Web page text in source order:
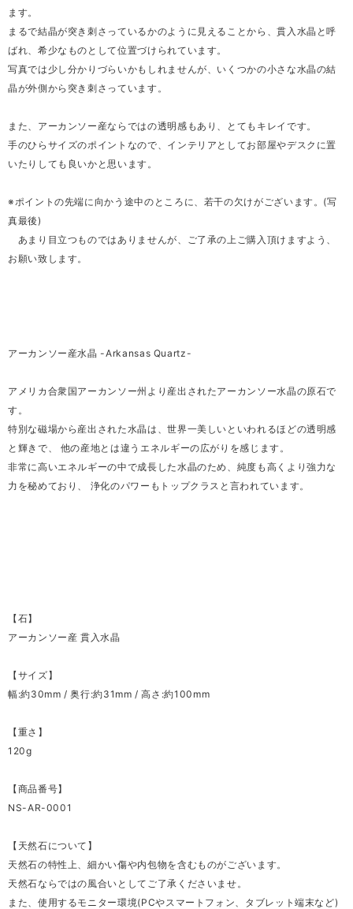
ます。
まるで結晶が突き刺さっているかのように見えることから、貫入水晶と呼
ばれ、希少なものとして位置づけられています。
写真では少し分かりづらいかもしれませんが、いくつかの小さな水晶の結
晶が外側から突き刺さっています。
また、アーカンソー産ならではの透明感もあり、とてもキレイです。
手のひらサイズのポイントなので、インテリアとしてお部屋やデスクに置
いたりしても良いかと思います。
※ポイントの先端に向かう途中のところに、若干の欠けがございます。(写
真最後)
あまり目立つものではありませんが、ご了承の上ご購入頂けますよう、
お願い致します。
アーカンソー産水晶 -Arkansas Quartz-
アメリカ合衆国アーカンソー州より産出されたアーカンソー水晶の原石で
す。
特別な磁場から産出された水晶は、世界一美しいといわれるほどの透明感
と輝きで、 他の産地とは違うエネルギーの広がりを感じます。
非常に高いエネルギーの中で成長した水晶のため、純度も高くより強力な
力を秘めており、 浄化のパワーもトップクラスと言われています。
【石】
アーカンソー産 貫入水晶
【サイズ】
幅:約30mm / 奥行:約31mm / 高さ:約100mm
【重さ】
120g
【商品番号】
NS-AR-0001
【天然石について】
天然石の特性上、細かい傷や内包物を含むものがございます。
天然石ならではの風合いとしてご了承くださいませ。
また、使用するモニター環境(PCやスマートフォン、タブレット端末など)